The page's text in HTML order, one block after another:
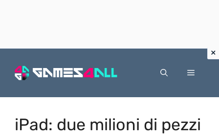
Menu
iPad: due milioni di pezzi